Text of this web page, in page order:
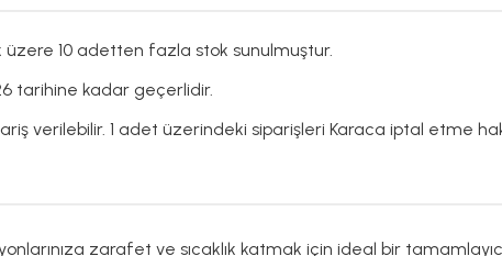
üzere 10 adetten fazla stok sunulmuştur.
tarihine kadar geçerlidir.
verilebilir. 1 adet üzerindeki siparişleri Karaca iptal etme
zarafet ve sıcaklık katmak için ideal bir